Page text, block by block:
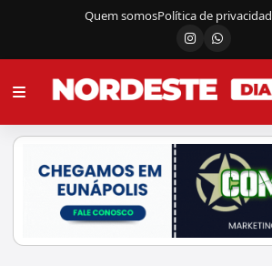
Quem somosPolítica de
Instagram
Canal do